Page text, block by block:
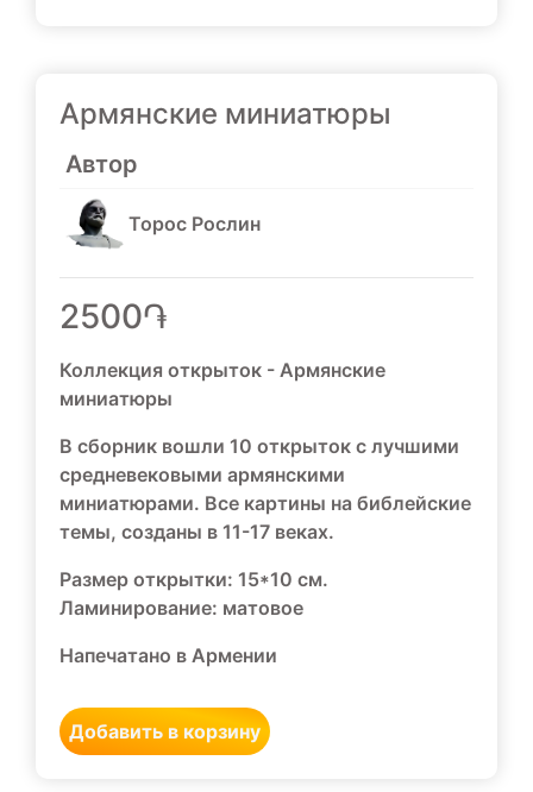
Армянские миниатюры
Автор
Торос Рослин
2500֏
Коллекция открыток - Армянские
миниатюры
В сборник вошли 10 открыток с лучшими
средневековыми армянскими
миниатюрами. Все картины на библейские
темы, созданы в 11-17 веках.
Размер открытки: 15*10 см.
Ламинирование: матовое
Напечатано в Армении
Добавить в корзину